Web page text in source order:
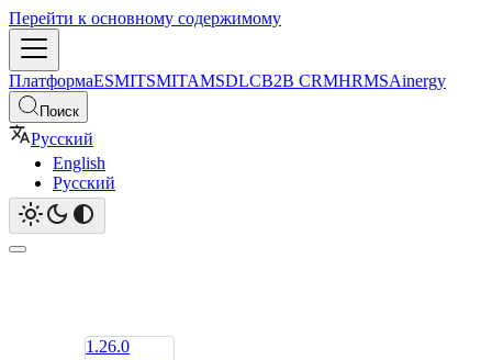
Перейти к основному содержимому
ПлатформаESMITSMITAMSDLCB2B CRMHRMSAinergy
Поиск
Русский
English
Русский
1.26.0